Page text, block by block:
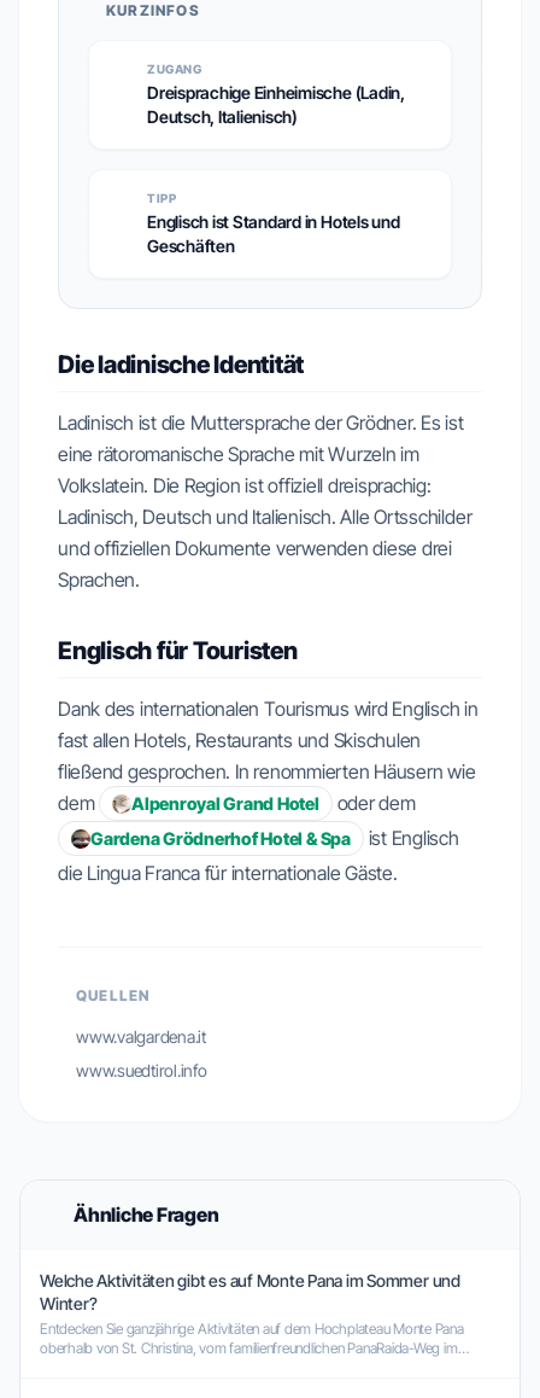
KURZINFOS
ZUGANG
Dreisprachige Einheimische (Ladin,
Deutsch, Italienisch)
TIPP
Englisch ist Standard in Hotels und
Geschäften
Die ladinische Identität
Ladinisch ist die Muttersprache der Grödner. Es ist
eine rätoromanische Sprache mit Wurzeln im
Volkslatein. Die Region ist offiziell dreisprachig:
Ladinisch, Deutsch und Italienisch. Alle Ortsschilder
und offiziellen Dokumente verwenden diese drei
Sprachen.
Englisch für Touristen
Dank des internationalen Tourismus wird Englisch in
fast allen Hotels, Restaurants und Skischulen
fließend gesprochen. In renommierten Häusern wie
dem
Alpenroyal Grand Hotel oder dem
Gardena Grödnerhof Hotel & Spa
ist Englisch
die Lingua Franca für internationale Gäste.
QUELLEN
www.valgardena.it
www.suedtirol.info
Ähnliche Fragen
Welche Aktivitäten gibt es auf Monte Pana im Sommer und
Winter?
Entdecken Sie ganzjährige Aktivitäten auf dem Hochplateau Monte Pana
oberhalb von St. Christina, vom familienfreundlichen PanaRaida-Weg im